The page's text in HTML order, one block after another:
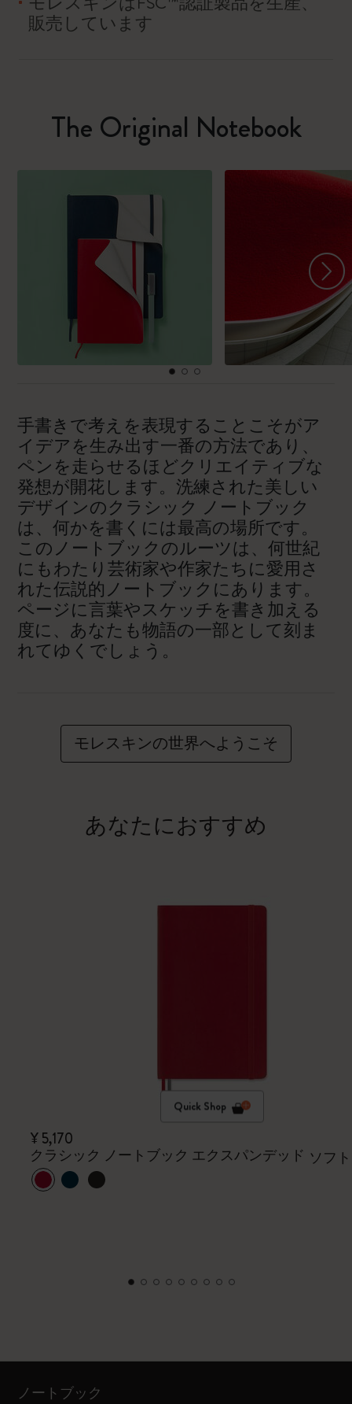
販売しています
The Original Notebook
手書きで考えを表現することこそがア
イデアを生み出す一番の方法であり、
ペンを走らせるほどクリエイティブな
発想が開花します。洗練された美しい
デザインのクラシック ノートブック
は、何かを書くには最高の場所です。
このノートブックのルーツは、何世紀
にもわたり芸術家や作家たちに愛用さ
れた伝説的ノートブックにあります。
ページに言葉やスケッチを書き加える
度に、あなたも物語の一部として刻ま
れてゆくでしょう。
モレスキンの世界へようこそ
あなたにおすすめ
Quick Shop
¥ 5,170
クラシック ノートブック エクスパンデッド ソフ
ノートブック